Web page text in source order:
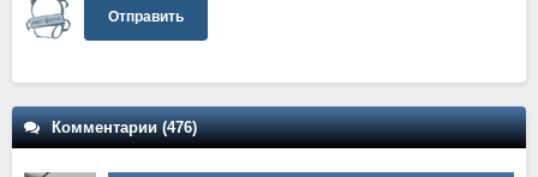
Отправить
Комментарии (476)